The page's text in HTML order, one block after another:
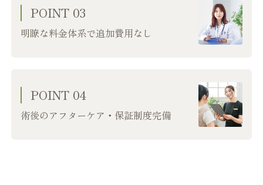
POINT 03
明瞭な料金体系で追加費用なし
POINT 04
術後のアフターケア・保証制度完備